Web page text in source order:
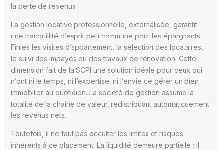
la perte de revenus.
La gestion locative professionnelle, externalisée, garantit
une tranquillité d’esprit peu commune pour les épargnants.
Finies les visites d’appartement, la sélection des locataires,
le suivi des impayés ou des travaux de rénovation. Cette
dimension fait de la SCPI une solution idéale pour ceux qui
n’ont ni le temps, ni l’expertise, ni l’envie de gérer un bien
immobilier au quotidien. La société de gestion assume la
totalité de la chaîne de valeur, redistribuant automatiquement
les revenus nets.
Toutefois, il ne faut pas occulter les limites et risques
inhérents à ce placement. La liquidité demeure partielle : il